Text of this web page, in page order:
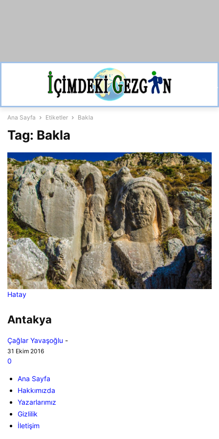
Ana Sayfa Etiketler Bakla
Tag: Bakla
Hatay
Antakya
Çağlar Yavaşoğlu -
31 Ekim 2016
0
Ana Sayfa
Hakkımızda
Yazarlarımız
Gizlilik
İletişim